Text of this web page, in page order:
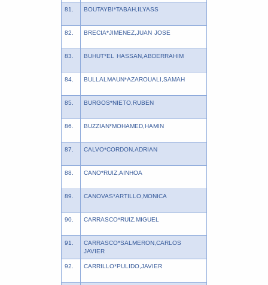
81. BOUTAYBI*TABAH,ILYASS
82. BRECIA*JIMENEZ,JUAN JOSE
83. BUHUT*EL HASSAN,ABDERRAHIM
84. BULLALMAUN*AZAROUALI,SAMAH
85. BURGOS*NIETO,RUBEN
86. BUZZIAN*MOHAMED,HAMIN
87. CALVO*CORDON,ADRIAN
88. CANO*RUIZ,AINHOA
89. CANOVAS*ARTILLO,MONICA
90. CARRASCO*RUIZ,MIGUEL
91.
CARRASCO*SALMERON,CARLOS
JAVIER
92. CARRILLO*PULIDO,JAVIER